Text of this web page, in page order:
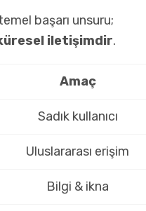
başarı unsuru;
iletişimdir.
Amaç
Sadık kullanıcı
Uluslararası erişim
Bilgi & ikna